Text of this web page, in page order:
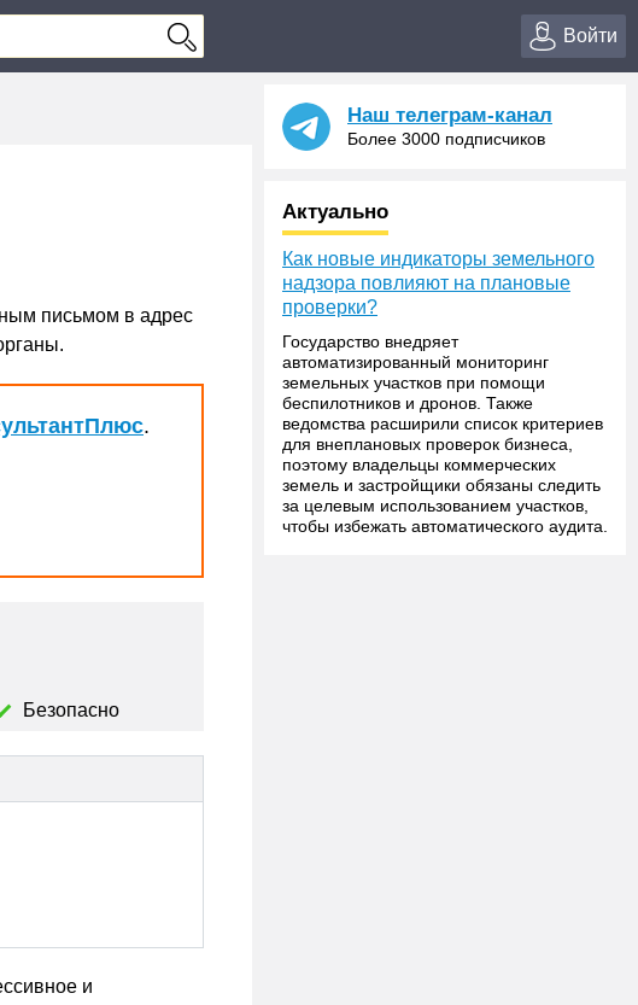
Войти
письмом в адрес
.
Безопасно
и
Наш телеграм-канал
Более 3000 подписчиков
Актуально
Как новые индикаторы земельного
надзора повлияют на плановые
проверки?
Государство внедряет
автоматизированный мониторинг
земельных участков при помощи
беспилотников и дронов. Также
ведомства расширили список критериев
для внеплановых проверок бизнеса,
поэтому владельцы коммерческих
земель и застройщики обязаны следить
за целевым использованием участков,
чтобы избежать автоматического аудита.